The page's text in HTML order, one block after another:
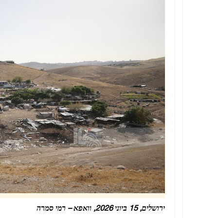
ירושלים, 15 ביוני 2026, וואפא – רמי סמרה